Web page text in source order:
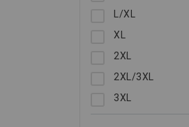
L/XL
XL
2XL
2XL/3XL
3XL